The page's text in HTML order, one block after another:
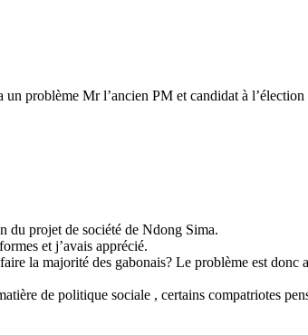
problème Mr l’ancien PM et candidat à
du projet de société de Ndong Sima.
et j’avais apprécié.
la majorité des gabonais? Le problème est
de politique sociale , certains compatriotes